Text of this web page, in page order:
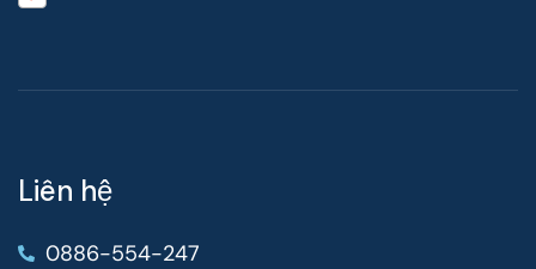
Liên hệ
0886-554-247